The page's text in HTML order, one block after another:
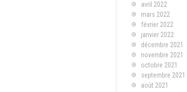
avril 2022
mars 2022
février 2022
janvier 2022
décembre 2021
novembre 2021
octobre 2021
septembre 2021
août 2021